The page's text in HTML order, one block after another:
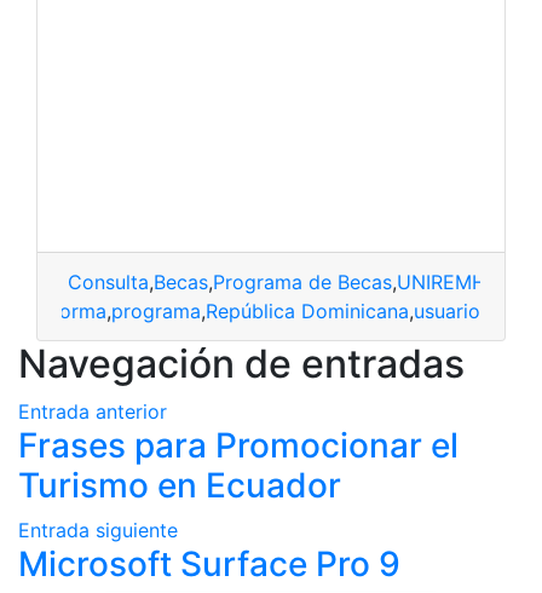
Consulta,Becas,Programa de Becas,UNIREMHOS
plataforma,programa,República Dominicana,usuario
Navegación de entradas
Entrada anterior
Frases para Promocionar el
Turismo en Ecuador
Entrada siguiente
Microsoft Surface Pro 9